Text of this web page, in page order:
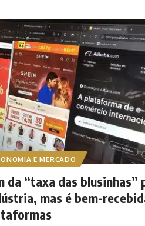
E MERCADO
da “taxa das blusinhas”
mas é bem-